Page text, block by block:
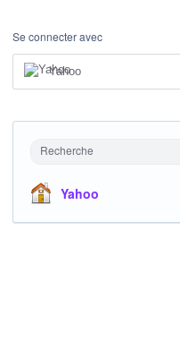
Se connecter avec
Yahoo
Recherche
Yahoo